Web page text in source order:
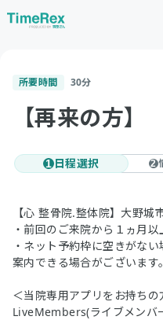
所要時間 30分
【再来の方】
1 日程選択 2
【心 整骨院.整体院】大野城
・前回のご来院から１ヵ月
・ネット予約枠に空きがな
案内できる場合がございます。
＜当院専用アプリをお持ちの
LiveMembers(ライブメンバ